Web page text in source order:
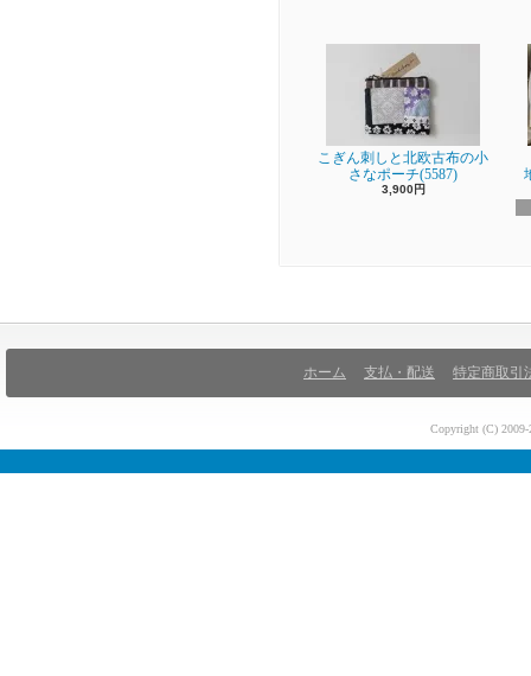
こぎん刺しと北欧古布の小
さなポーチ(5587)
3,900円
ホーム 支払・配送 特定商取引
Copyright (C)